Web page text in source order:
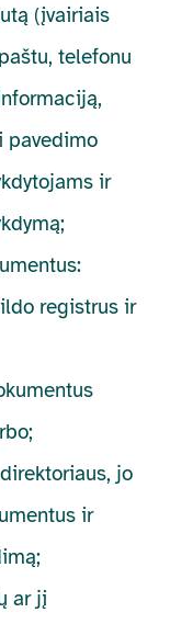
(įvairiais
telefonu
pavedimo
ir
registrus ir
jo
ir
ar jį